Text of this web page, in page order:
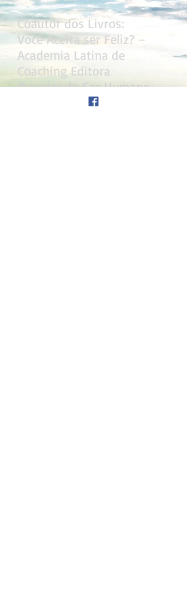
Coautor dos Livros:
Você Aceita ser Feliz? –
Academia Latina de
Coaching Editora
O poder do Ser Humano –
Literare Books